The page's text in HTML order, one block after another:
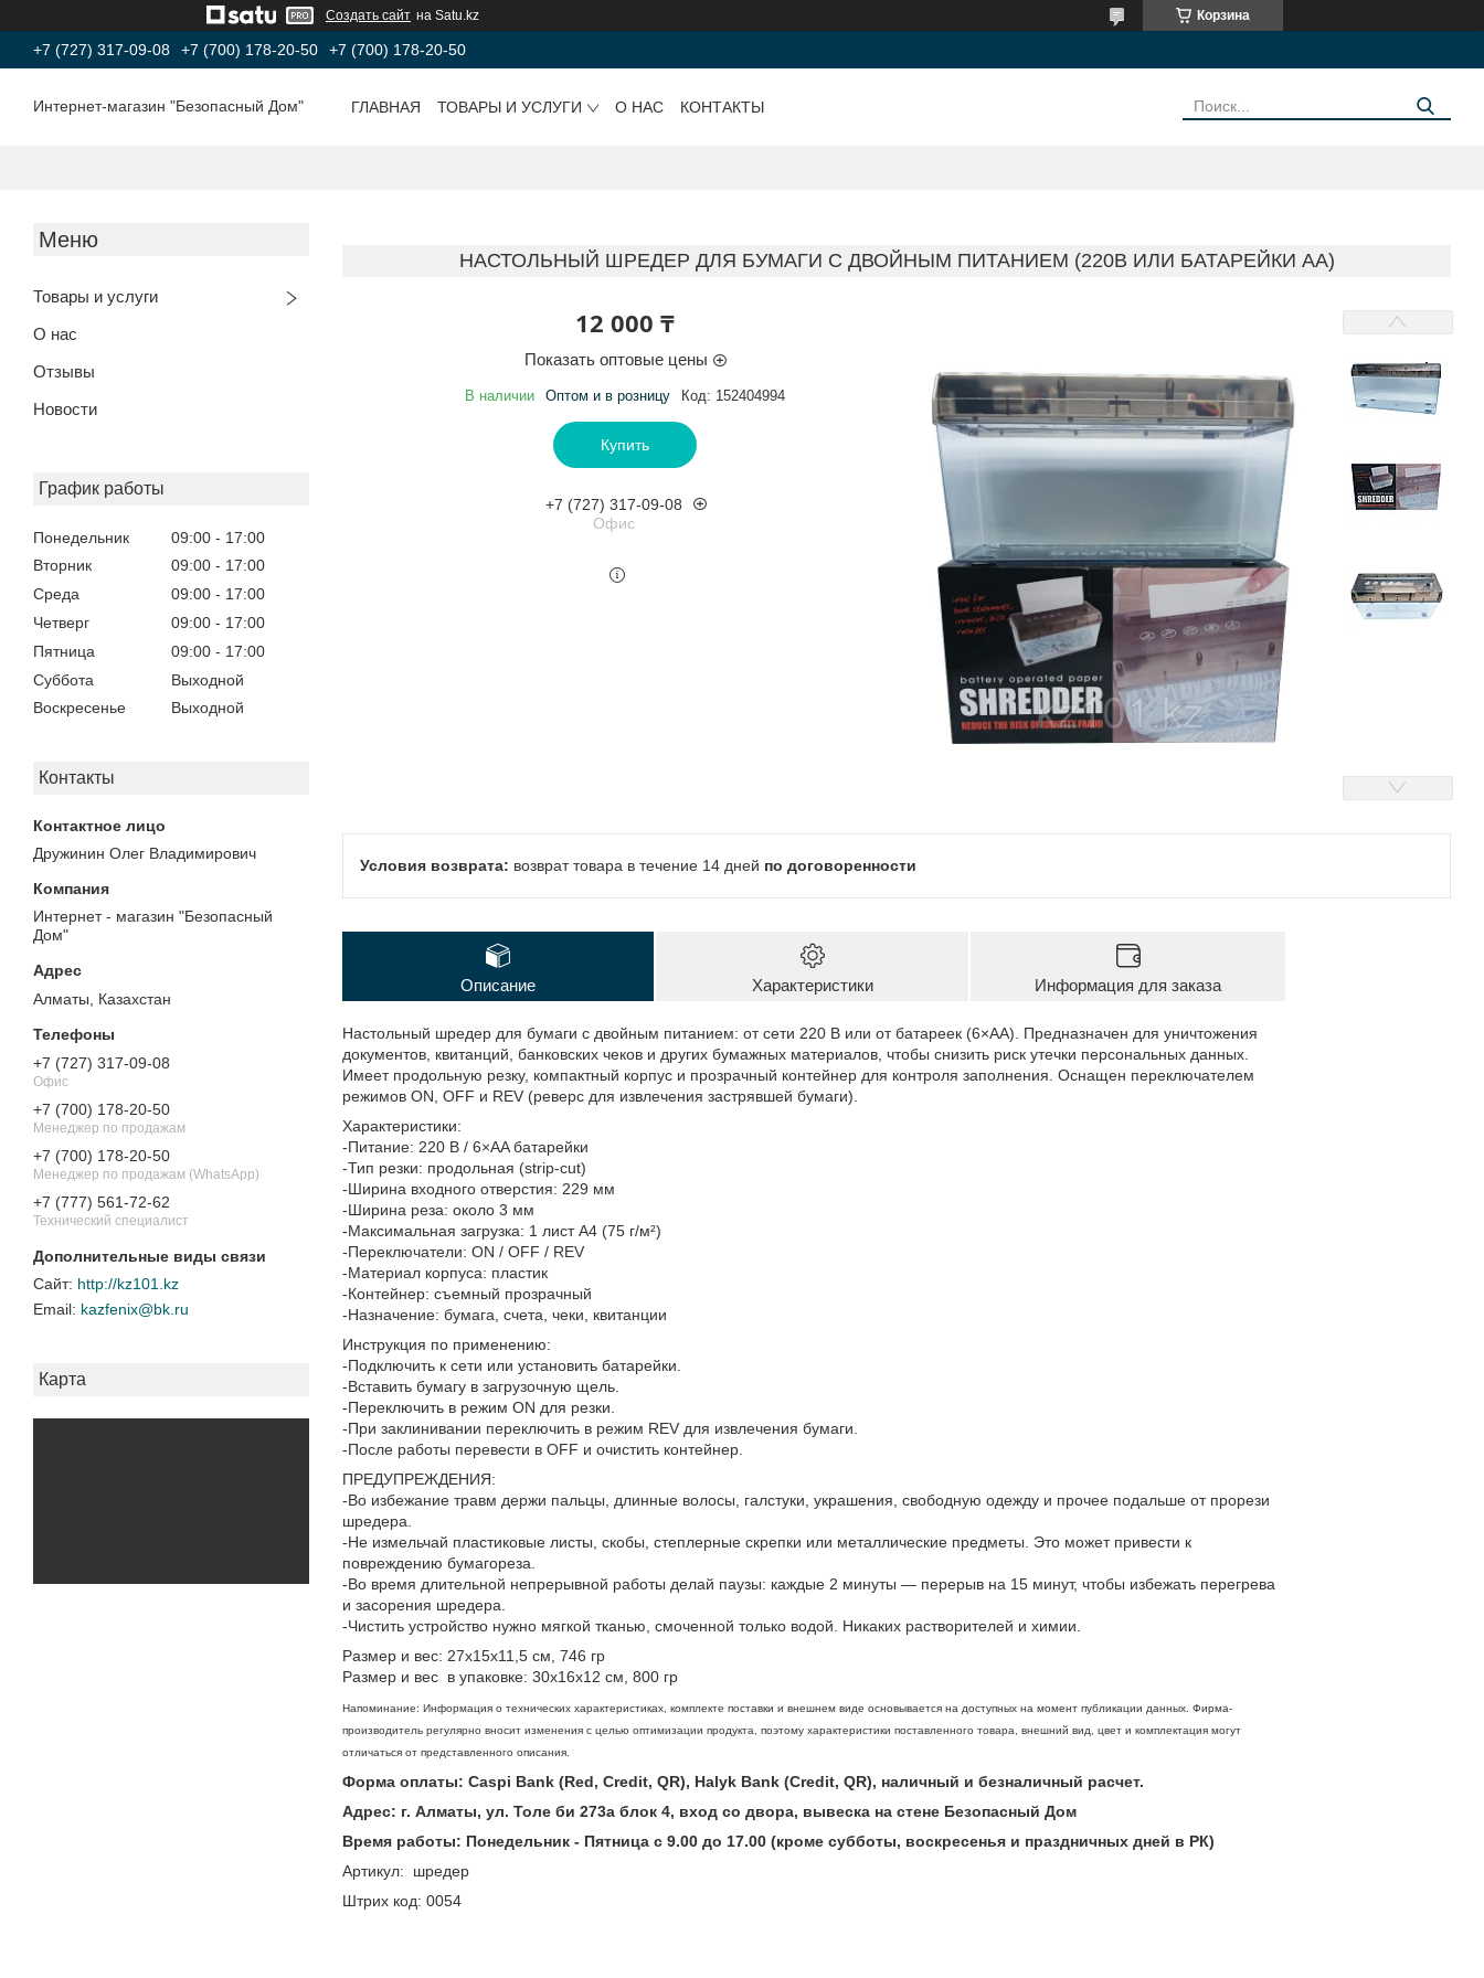
Создать сайт на Satu.kz Корзина
+7 (727) 317-09-08 +7 (700) 178-20-50 +7 (700) 178-20-50
Интернет-магазин "Безопасный Дом" ГЛАВНАЯ ТОВАРЫ И УСЛУГИ О НАС КОНТАКТЫ
Товары и услуги
О нас
Отзывы
Новости
График работы
Понедельник 09:00
17:00
Вторник
09:00
17:00
Среда
09:00
17:00
Четверг
09:00
17:00
Пятница
09:00
17:00
Суббота
Выходной
Воскресенье
Выходной
Контакты
Дружинин Олег Владимирович
Интернет - магазин "Безопасный
Дом"
Алматы, Казахстан
+7 (727) 317-09-08
Офис
+7 (700) 178-20-50
Менеджер по продажам
+7 (700) 178-20-50
Менеджер по продажам (WhatsApp)
+7 (777) 561-72-62
Технический специалист
http://kz101.kz
kazfenix@bk.ru
Карта
НАСТОЛЬНЫЙ ШРЕДЕР ДЛЯ БУМАГИ С ДВОЙНЫМ ПИТАНИЕМ (220В ИЛИ БАТАРЕЙКИ АА)
12 000 ₸
Показать оптовые цены
В наличии Оптом и в розницу Код: 152404994
Купить
+7 (727) 317-09-08
Офис
возврат товара в течение 14 дней по договоренности
Описание Характеристики Информация для заказа
Настольный шредер для бумаги с двойным питанием: от сети 220 В или от батареек (6×AA). Предназначен для уничтожения
документов, квитанций, банковских чеков и других бумажных материалов, чтобы снизить риск утечки персональных данных.
Имеет продольную резку, компактный корпус и прозрачный контейнер для контроля заполнения. Оснащен переключателем
режимов ON, OFF и REV (реверс для извлечения застрявшей бумаги).
Характеристики:
-Питание: 220 В / 6×AA батарейки
-Тип резки: продольная (strip-cut)
-Ширина входного отверстия: 229 мм
-Ширина реза: около 3 мм
-Максимальная загрузка: 1 лист А4 (75 г/м²)
-Переключатели: ON / OFF / REV
-Материал корпуса: пластик
-Контейнер: съемный прозрачный
-Назначение: бумага, счета, чеки, квитанции
Инструкция по применению:
-Подключить к сети или установить батарейки.
-Вставить бумагу в загрузочную щель.
-Переключить в режим ON для резки.
-При заклинивании переключить в режим REV для извлечения бумаги.
-После работы перевести в OFF и очистить контейнер.
ПРЕДУПРЕЖДЕНИЯ:
-Во избежание травм держи пальцы, длинные волосы, галстуки, украшения, свободную одежду и прочее подальше от прорези
шредера.
-Не измельчай пластиковые листы, скобы, степлерные скрепки или металлические предметы. Это может привести к
повреждению бумагореза.
-Во время длительной непрерывной работы делай паузы: каждые 2 минуты — перерыв на 15 минут, чтобы избежать перегрева
и засорения шредера.
-Чистить устройство нужно мягкой тканью, смоченной только водой. Никаких растворителей и химии.
Размер и вес: 27х15х11,5 см, 746 гр
Размер и вес в упаковке: 30х16х12 см, 800 гр
Напоминание: Информация о технических характеристиках, комплекте поставки и внешнем виде основывается на доступных на момент публикации данных. Фирма-
производитель регулярно вносит изменения с целью оптимизации продукта, поэтому характеристики поставленного товара, внешний вид, цвет и комплектация могут
отличаться от представленного описания.
Форма оплаты: Caspi Bank (Red, Credit, QR), Halyk Bank (Credit, QR), наличный и безналичный расчет.
Адрес: г. Алматы, ул. Толе би 273а блок 4, вход со двора, вывеска на стене Безопасный Дом
Время работы: Понедельник - Пятница с 9.00 до 17.00 (кроме субботы, воскресенья и праздничных дней в РК)
Артикул: шредер
Штрих код: 0054